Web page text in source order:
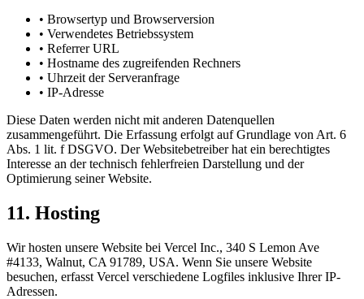
• Browsertyp und Browserversion
• Verwendetes Betriebssystem
• Referrer URL
• Hostname des zugreifenden Rechners
• Uhrzeit der Serveranfrage
• IP-Adresse
Diese Daten werden nicht mit anderen Datenquellen
zusammengeführt. Die Erfassung erfolgt auf Grundlage von Art. 6
Abs. 1 lit. f DSGVO. Der Websitebetreiber hat ein berechtigtes
Interesse an der technisch fehlerfreien Darstellung und der
Optimierung seiner Website.
11. Hosting
Wir hosten unsere Website bei Vercel Inc., 340 S Lemon Ave
#4133, Walnut, CA 91789, USA. Wenn Sie unsere Website
besuchen, erfasst Vercel verschiedene Logfiles inklusive Ihrer IP-
Adressen.